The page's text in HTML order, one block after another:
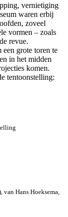
vernietiging
waren erbij
zoveel
vormen – zoals
revue.
grote toren te
in het midden
komen.
tentoonstelling:
van Hans Hoeksema,